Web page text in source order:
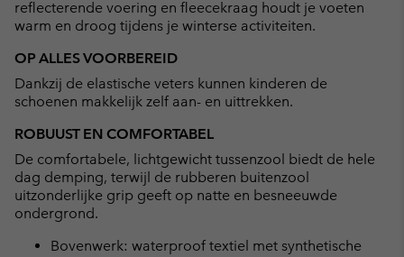
reflecterende voering en fleecekraag houdt je voeten
warm en droog tijdens je winterse activiteiten.
OP ALLES VOORBEREID
Dankzij de elastische veters kunnen kinderen de
schoenen makkelijk zelf aan- en uittrekken.
ROBUUST EN COMFORTABEL
De comfortabele, lichtgewicht tussenzool biedt de hele
dag demping, terwijl de rubberen buitenzool
uitzonderlijke grip geeft op natte en besneeuwde
ondergrond.
Bovenwerk: waterproof textiel met synthetische